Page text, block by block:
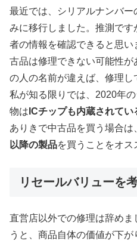
最近では、シリアルナンバ
みに移行しました。推測で
者の情報を確認できると思
古品は修理できない可能性
の人の名前が違えば、修理し
私が知る限りでは、2020年
物は ICチップも内蔵されてい
ありきで中古品を買う場合は
以降の製品を買うことをオス
リセールバリューを
直営店以外での修理は辞めま
うと、商品自体の価値が下が